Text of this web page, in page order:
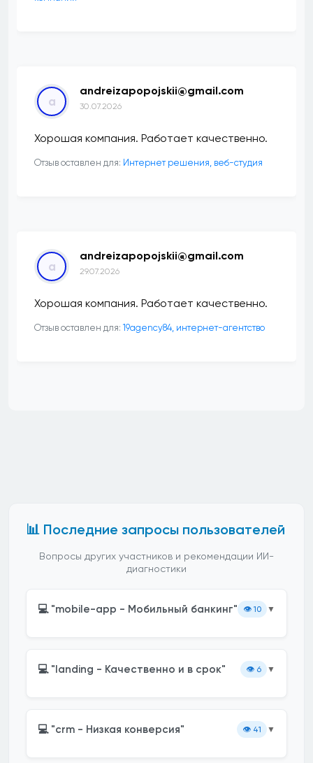
a
andreizapopojskii@gmail.com
30.07.2026
Хорошая компания. Работает качественно.
Отзыв оставлен для: Интернет решения, веб-студия
a
andreizapopojskii@gmail.com
29.07.2026
Хорошая компания. Работает качественно.
Отзыв оставлен для: 19agency84, интернет-агентство
📊 Последние запросы пользователей
Вопросы других участников и рекомендации ИИ-
диагностики
💻 "mobile-app - Мобильный банкинг" 👁️ 10 ▼
💻 "landing - Качественно и в срок" 👁️ 6 ▼
💻 "crm - Низкая конверсия" 👁️ 41 ▼